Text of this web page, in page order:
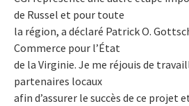
de Russel et pour toute
la région, a déclaré Patrick O.
Commerce pour l’État
de la Virginie. Je me réjouis de
partenaires locaux
afin d’assurer le succès de ce projet